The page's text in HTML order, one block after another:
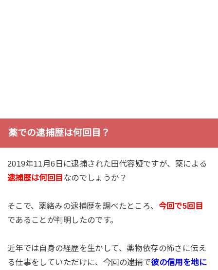
薬での逮捕歴は何回目？
2019年11月6日に逮捕された田代容疑ですが、薬による
逮捕歴は何回目 なのでしょうか？
そこで、薬絡みの逮捕歴を調べたところ、 今回で5回目
であることが判明したのです。
近年では自身の経歴を生かして、薬物依存の怖さに伝え
る仕事をしていただけに、今回の逮捕で彼の信用を地に